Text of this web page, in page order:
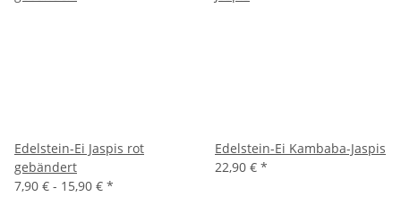
Edelstein-Ei Jaspis rot
gebändert
7,90 € - 15,90 € *
Edelstein-Ei Kambaba-Jaspis
22,90 € *